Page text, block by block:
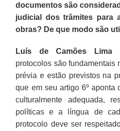
documentos são
judicial dos trâmites para
obras? De que modo são
Luís de Camões Lima
protocolos são fundamentais
prévia e estão previstos na
que em seu artigo 6º aponta
culturalmente adequada,
políticas e a língua de
protocolo deve ser